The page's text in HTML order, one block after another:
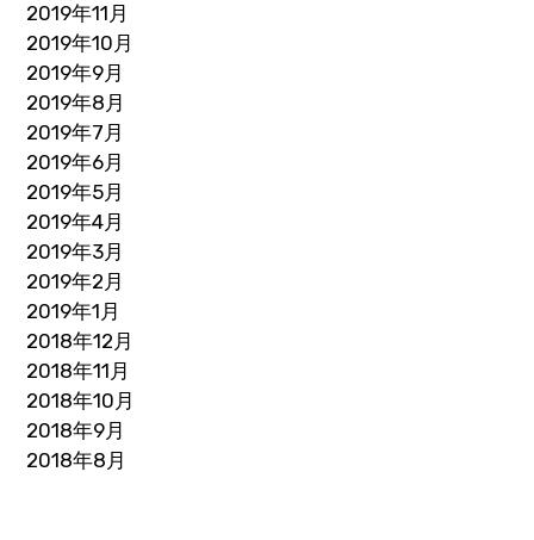
2019年11月
2019年10月
2019年9月
2019年8月
2019年7月
2019年6月
2019年5月
2019年4月
2019年3月
2019年2月
2019年1月
2018年12月
2018年11月
2018年10月
2018年9月
2018年8月